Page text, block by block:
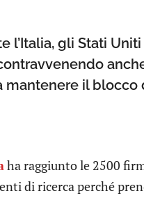
l’Italia, gli Stati
mantenere il
ha raggiunto le 2500
di ricerca perché